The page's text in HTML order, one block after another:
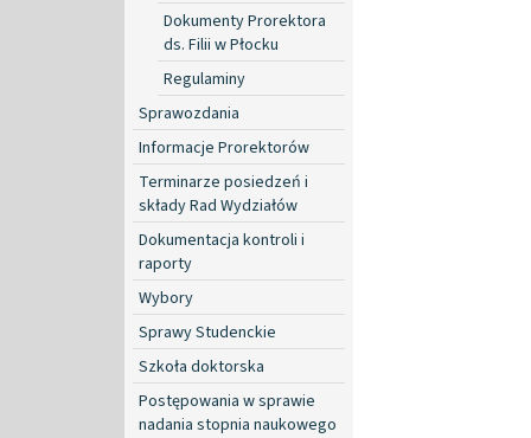
Dokumenty Prorektora
ds. Filii w Płocku
Regulaminy
Sprawozdania
Informacje Prorektorów
Terminarze posiedzeń i
składy Rad Wydziałów
Dokumentacja kontroli i
raporty
Wybory
Sprawy Studenckie
Szkoła doktorska
Postępowania w sprawie
nadania stopnia naukowego